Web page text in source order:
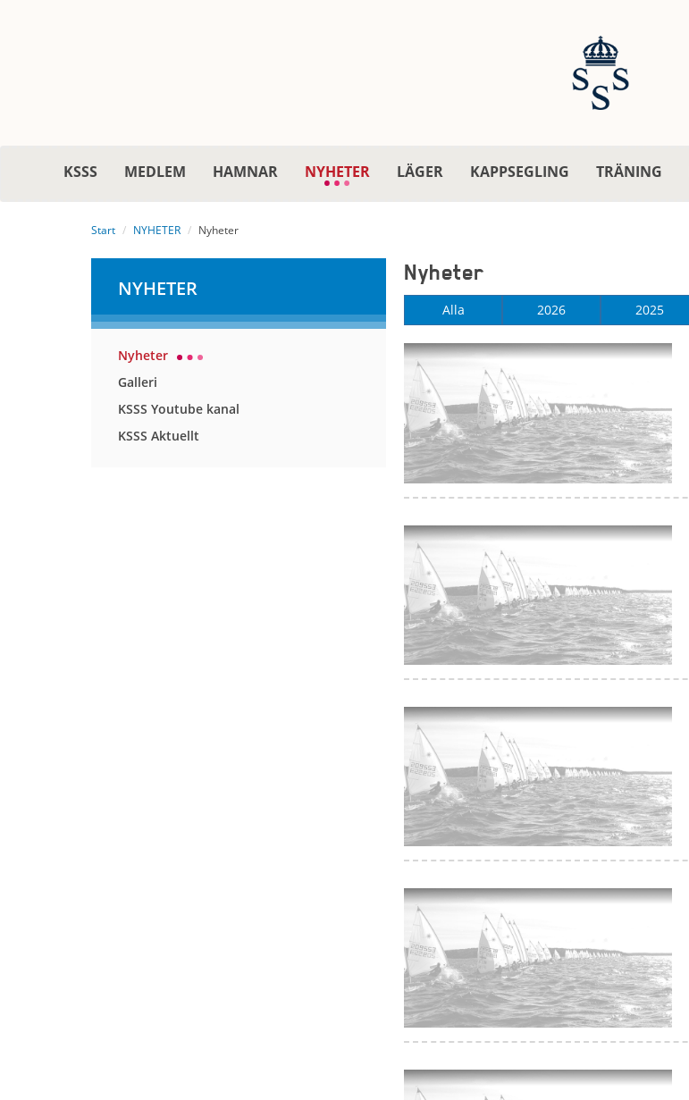
KSSS MEDLEM HAMNAR NYHETER LÄGER KAPPSEGLING TRÄNING
Start NYHETER Nyheter
NYHETER
Nyheter
Galleri
KSSS Youtube kanal
KSSS Aktuellt
Nyheter
Alla 2026 2025